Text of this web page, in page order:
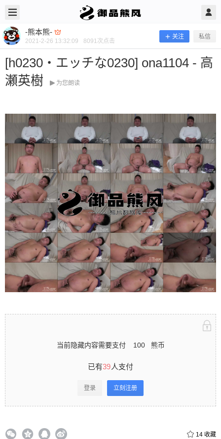
-熊本熊-
2021-2-26 13:32:09 8091次点击
关注 私信
[h0230・エッチな0230] ona1104 - 高
瀬英樹
为您朗读
当前隐藏内容需要支付 100 熊币
已有39人支付
登录 立刻注册
14 收藏
-熊本熊- @ 御品熊风 2021/2/26
[h0230・エッチな0230] ona1104 - 高
瀬英樹
当前隐藏内容需要支付100熊币 已有39人支付 登录
立刻注册 0 收藏